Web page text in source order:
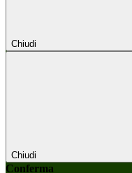
Chiudi
Chiudi
Conferma